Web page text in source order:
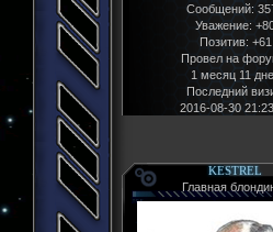
Сообщений:
Уважение:
Позитив: +61
Провел на
1 месяц 11
Последний
2016-08-30
KESTREL
Главная